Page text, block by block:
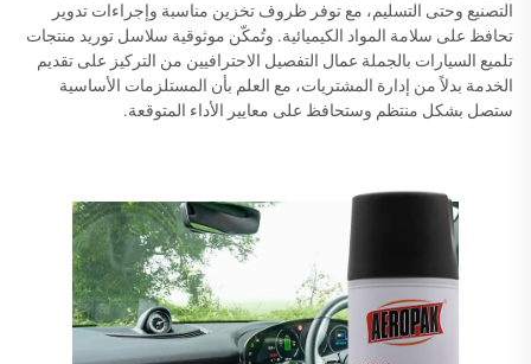
التصنيع وحتى التسليم، مع توفر ظروف تخزين مناسبة وإجراءات تدوير
تحافظ على سلامة المواد الكيميائية. وتُمكّن موثوقية سلاسل توريد منتجات
تلميع السيارات بالجملة عمال التفصيل الاحترافيين من التركيز على تقديم
الخدمة بدلاً من إدارة المشتريات، مع العلم بأن المستلزمات الأساسية
ستصل بشكل منتظم وستحافظ على معايير الأداء المتوقعة.